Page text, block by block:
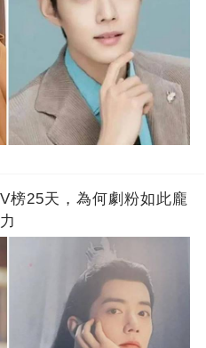
榜25天，為何劇粉如此龐